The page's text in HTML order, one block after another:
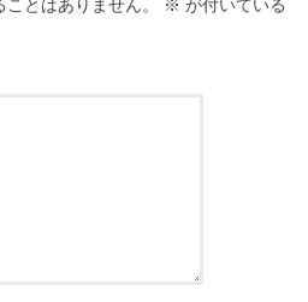
とはありません。 ※ が付いている